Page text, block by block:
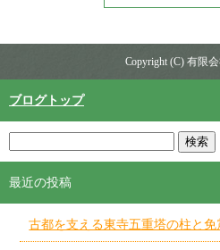
Copyright (C) 有限
ブログトップ
最近の投稿
古都を支える東寺五重塔の柱と